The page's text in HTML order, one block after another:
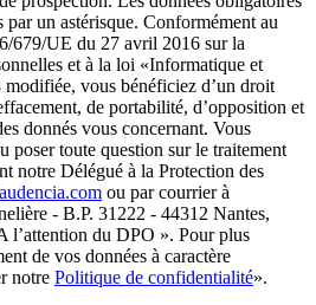
un astérisque. Conformément au
679/UE du 27 avril 2016 sur la
et à la loi «Informatique et
vous bénéficiez d’un droit
de portabilité, d’opposition et
donnés vous concernant. Vous
poser toute question sur le traitement
notre Délégué à la Protection des
ou par courrier à
- B.P. 31222 - 44312 Nantes,
l’attention du DPO ». Pour plus
de vos données à caractère
notre Politique de confidentialité».